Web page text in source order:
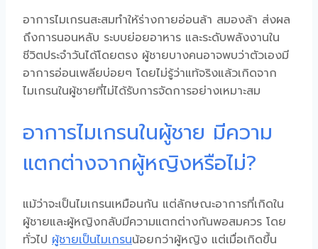
อาการไมเกรนสะสมทำให้ร่างกายอ่อนล้า สมองล้า ส่งผล
ถึงการนอนหลับ ระบบย่อยอาหาร และระดับพลังงานใน
ชีวิตประจำวันได้โดยตรง ผู้ชายบางคนอาจพบว่าตัวเองมี
อาการอ่อนเพลียบ่อยๆ โดยไม่รู้ว่าแท้จริงแล้วเกิดจาก
ไมเกรนในผู้ชายที่ไม่ได้รับการจัดการอย่างเหมาะสม
อาการไมเกรนในผู้ชาย มีความ
แตกต่างจากผู้หญิงหรือไม่?
แม้ว่าจะเป็นไมเกรนเหมือนกัน แต่ลักษณะอาการที่เกิดใน
ผู้ชายและผู้หญิงกลับมีความแตกต่างกันพอสมควร โดย
ทั่วไป ผู้ชายเป็นไมเกรนน้อยกว่าผู้หญิง แต่เมื่อเกิดขึ้น